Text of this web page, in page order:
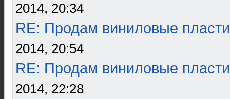
2014, 20:34
RE: Продам виниловые
2014, 20:54
RE: Продам виниловые
2014, 22:28